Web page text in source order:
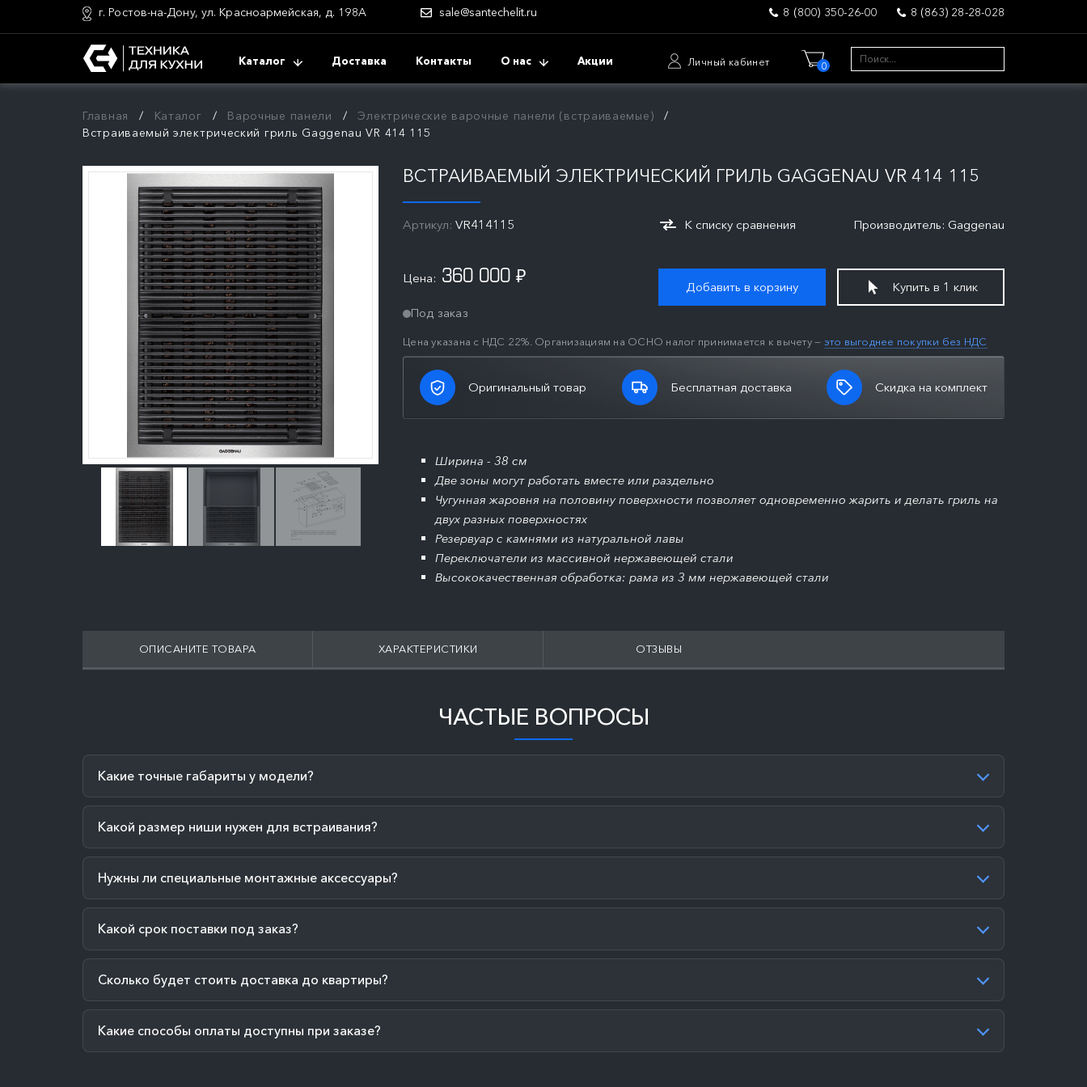
г. Ростов-на-Дону, ул. Красноармейская, д. 198А sale@santechelit.ru 8 (800) 350-26-00 8 (863) 28-28-028
Каталог Доставка Контакты О нас Акции Личный кабинет 0
Главная Каталог Варочные панели
Электрические варочные панели (встраиваемые)
Встраиваемый электрический гриль Gaggenau VR 414 115
ВСТРАИВАЕМЫЙ ЭЛЕКТРИЧЕСКИЙ ГРИЛЬ GAGGENAU VR 414 115
Артикул: VR414115 К списку сравнения Производитель: Gaggenau
Цена: 360 000 ₽
Под заказ
Цена указана с НДС 22%. Организациям на ОСНО налог принимается к вычету — это выгоднее покупки без НДС
Добавить в корзину Купить в 1 клик
Оригинальный товар Бесплатная доставка Скидка на комплект
Ширина - 38 см
Две зоны могут работать вместе или раздельно
Чугунная жаровня на половину поверхности позволяет одновременно жарить и делать гриль на
двух разных поверхностях
Резервуар с камнями из натуральной лавы
Переключатели из массивной нержавеющей стали
Высококачественная обработка: рама из 3 мм нержавеющей стали
ОПИСАНИТЕ ТОВАРА ХАРАКТЕРИСТИКИ ОТЗЫВЫ
ЧАСТЫЕ ВОПРОСЫ
Какие точные габариты у модели?
Какой размер ниши нужен для встраивания?
Нужны ли специальные монтажные аксессуары?
Какой срок поставки под заказ?
Сколько будет стоить доставка до квартиры?
Какие способы оплаты доступны при заказе?